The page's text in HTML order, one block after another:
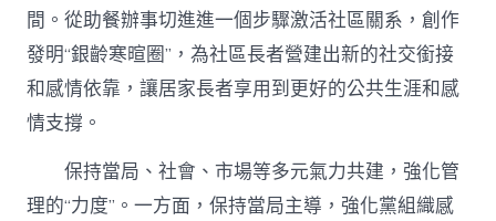
間。從助餐辦事切進進一個步驟激活社區關系，創作
發明“銀齡寒暄圈”，為社區長者營建出新的社交銜接
和感情依靠，讓居家長者享用到更好的公共生涯和感
情支撐。
保持當局、社會、市場等多元氣力共建，強化管
理的“力度”。一方面，保持當局主導，強化黨組織感